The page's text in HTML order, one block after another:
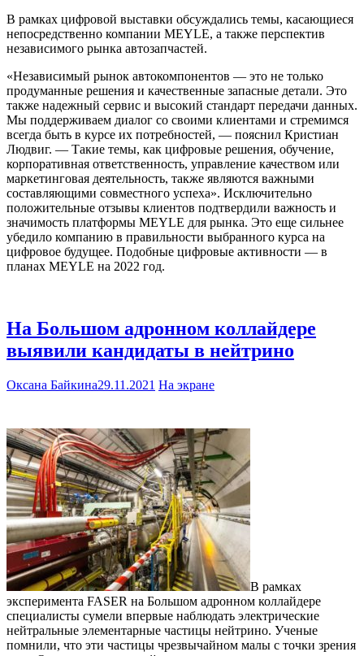
В рамках цифровой выставки обсуждались темы, касающиеся
непосредственно компании MEYLE, а также перспектив
независимого рынка автозапчастей.
«Независимый рынок автокомпонентов — это не только
продуманные решения и качественные запасные детали. Это
также надежный сервис и высокий стандарт передачи данных.
Мы поддерживаем диалог со своими клиентами и стремимся
всегда быть в курсе их потребностей, — пояснил Кристиан
Людвиг. — Такие темы, как цифровые решения, обучение,
корпоративная ответственность, управление качеством или
маркетинговая деятельность, также являются важными
составляющими совместного успеха». Исключительно
положительные отзывы клиентов подтвердили важность и
значимость платформы MEYLE для рынка. Это еще сильнее
убедило компанию в правильности выбранного курса на
цифровое будущее. Подобные цифровые активности — в
планах MEYLE на 2022 год.
На Большом адронном коллайдере
выявили кандидаты в нейтрино
Оксана Байкина29.11.2021 На экране
В рамках
эксперимента FASER на Большом адронном коллайдере
специалисты сумели впервые наблюдать электрические
нейтральные элементарные частицы нейтрино. Ученые
помнили, что эти частицы чрезвычайном малы с точки зрения